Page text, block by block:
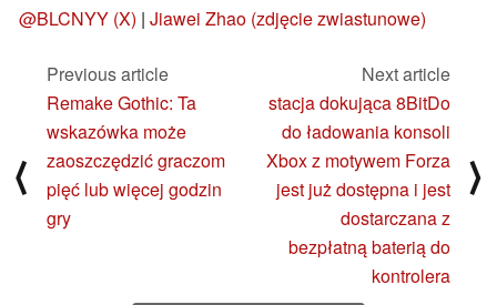
@BLCNYY (X) | Jiawei Zhao (zdjęcie zwiastunowe)
⟨
Previous article
Remake Gothic: Ta
wskazówka może
zaoszczędzić graczom
pięć lub więcej godzin
gry
Next article
stacja dokująca 8BitDo
do ładowania konsoli
Xbox z motywem Forza
jest już dostępna i jest
dostarczana z
bezpłatną baterią do
kontrolera
⟩